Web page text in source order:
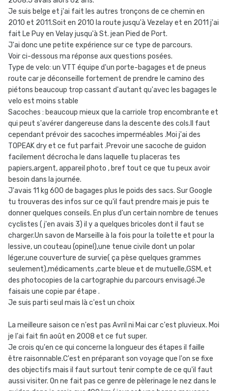
Je suis belge et j'ai fait les autres tronçons de ce chemin en
2010 et 2011.Soit en 2010 la route jusqu'à Vezelay et en 2011 j'ai
fait Le Puy en Velay jusqu'à St. jean Pied de Port.
J'ai donc une petite expérience sur ce type de parcours.
Voir ci-dessous ma réponse aux questions posées.
Type de velo: un VTT équipe d'un porte-bagages et de pneus
route car je déconseille fortement de prendre le camino des
piétons beaucoup trop cassant d'autant qu'avec les bagages le
velo est moins stable
Sacoches : beaucoup mieux que la carriole trop encombrante et
qui peut s'avérer dangereuse dans la descente des cols.Il faut
cependant prévoir des sacoches imperméables .Moi j'ai des
TOPEAK dry et ce fut parfait .Prevoir une sacoche de guidon
facilement décrocha le dans laquelle tu placeras tes
papiers,argent, appareil photo , bref tout ce que tu peux avoir
besoin dans la journée.
J'avais 11 kg 600 de bagages plus le poids des sacs. Sur Google
tu trouveras des infos sur ce qu'il faut prendre mais je puis te
donner quelques conseils. En plus d'un certain nombre de tenues
cyclistes ( j'en avais 3) il y a quelques bricoles dont il faut se
charger.Un savon de Marseille à la fois pour la toilette et pour la
lessive, un couteau (opinel),une tenue civile dont un polar
léger,une couverture de survie( ça pèse quelques grammes
seulement),médicaments ,carte bleue et de mutuelle,GSM, et
des photocopies de la cartographie du parcours envisagé.Je
faisais une copie par étape .
Je suis parti seul mais là c'est un choix
La meilleure saison ce n'est pas Avril ni Mai car c'est pluvieux. Moi
je l'ai fait fin août en 2008 et ce fut super.
Je crois qu'en ce qui concerne la longueur des étapes il faille
être raisonnable.C'est en préparant son voyage que l'on se fixe
des objectifs mais il faut surtout tenir compte de ce qu'il faut
aussi visiter. On ne fait pas ce genre de pèlerinage le nez dans le